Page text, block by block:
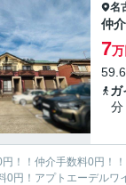
名
仲
7万
ガ
分
円！！仲介手数料0円！
0円！アプトエーデル